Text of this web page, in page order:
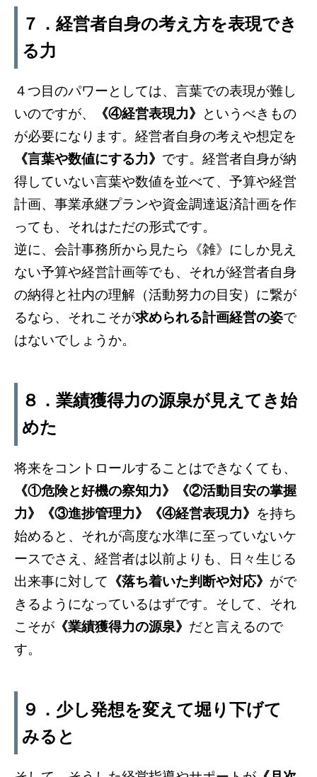
７．経営者自身の考え方を表現でき
る力
４つ目のパワーとしては、言葉での表現が難し
いのですが、
《④経営表現力》
というべきもの
が必要になります。経営者自身の考えや想定を
《言葉や数値にする力》 です。経営者自身が納
得していない言葉や数値を並べて、予算や経営
計画、事業承継プランや資金調達返済計画を作
っても、それはただの形式です。
逆に、会計事務所から見たら《雑》にしか見え
ない予算や経営計画等でも、それが経営者自身
の納得と社内の理解（活動努力の目安）に繋が
るなら、それこそが求められる計画経営の姿で
はないでしょうか。
８．業績獲得力の源泉が見えてき始
めた
将来をコントロールすることはできなくても、
《①危険と好機の察知力》《②活動目安の掌握
力》《③進捗管理力》《④経営表現力》 を持ち
始めると、それが高度な水準に至っていないケ
ースでさえ、経営者は以前よりも、日々生じる
出来事に対して 《落ち着いた判断や対応》 がで
きるようになっているはずです。そして、それ
こそが 《業績獲得力の源泉》 だと言えるので
す。
９．少し発想を変えて堀り下げて
みると